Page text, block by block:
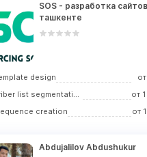
SOS - разработка
ташкенте
design от
Subscriber list segmentation
от
creation
от
Abdujalilov Abdushukur